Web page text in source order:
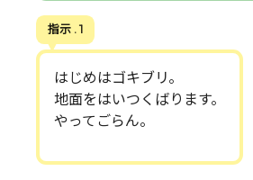
指示 . 1
はじめはゴキブリ。
地面をはいつくばります。
やってごらん。